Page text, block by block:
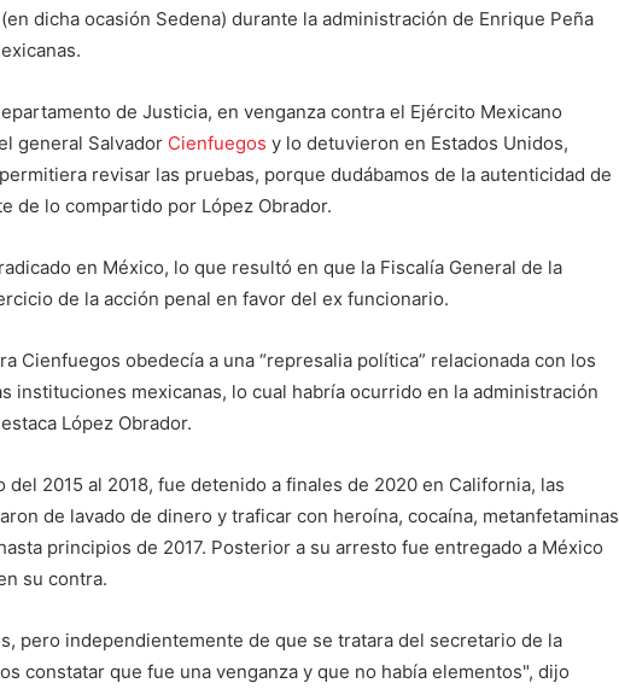
dicha ocasión Sedena) durante la administración de Enrique Peña
de Justicia, en venganza contra el Ejército Mexicano
general Salvador Cienfuegos y lo detuvieron en Estados Unidos,
revisar las pruebas, porque dudábamos de la autenticidad de
de lo compartido por López Obrador.
en México, lo que resultó en que la Fiscalía General de la
de la acción penal en favor del ex funcionario.
Cienfuegos obedecía a una “represalia política” relacionada con los
instituciones mexicanas, lo cual habría ocurrido en la administración
López Obrador.
2015 al 2018, fue detenido a finales de 2020 en California, las
de lavado de dinero y traficar con heroína, cocaína, metanfetaminas
principios de 2017. Posterior a su arresto fue entregado a México
su contra.
pero independientemente de que se tratara del secretario de la
constatar que fue una venganza y que no había elementos", dijo